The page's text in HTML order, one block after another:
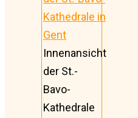
Innenansicht
der St.-
Bavo-
Kathedrale